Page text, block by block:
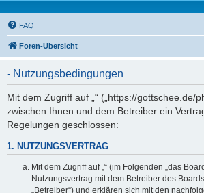
FAQ
Foren-Übersicht
- Nutzungsbedingungen
Mit dem Zugriff auf „“ („https://gottschee.de/
zwischen Ihnen und dem Betreiber ein
Regelungen geschlossen:
1. NUTZUNGSVERTRAG
Mit dem Zugriff auf „“ (im Folgenden „das
Nutzungsvertrag mit dem Betreiber des
„Betreiber“) und erklären sich mit den